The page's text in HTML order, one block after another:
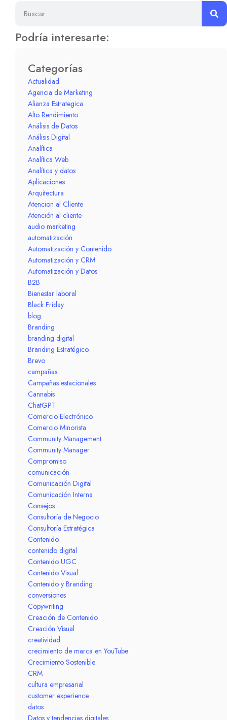
Podría interesarte:
Categorías
Actualidad
Agencia de Marketing
Alianza Estrategica
Alto Rendimiento
Análisis de Datos
Análisis Digital
Analítica
Analítica Web
Analítica y datos
Aplicaciones
Arquitectura
Atencion al Cliente
Atención al cliente
audio marketing
automatización
Automatización y Contenido
Automatización y CRM
Automatización y Datos
B2B
Bienestar laboral
Black Friday
blog
Branding
branding digital
Branding Estratégico
Brevo
campañas
Campañas estacionales
Cannabis
ChatGPT
Comercio Electrónico
Comercio Minorista
Community Management
Community Manager
Compromiso
comunicación
Comunicación Digital
Comunicación Interna
Consejos
Consultoría de Negocio
Consultoría Estratégica
Contenido
contenido digital
Contenido UGC
Contenido Visual
Contenido y Branding
conversiones
Copywriting
Creación de Contenido
Creación Visual
creatividad
crecimiento de marca en YouTube
Crecimiento Sostenible
CRM
cultura empresarial
customer experience
datos
Datos y tendencias digitales